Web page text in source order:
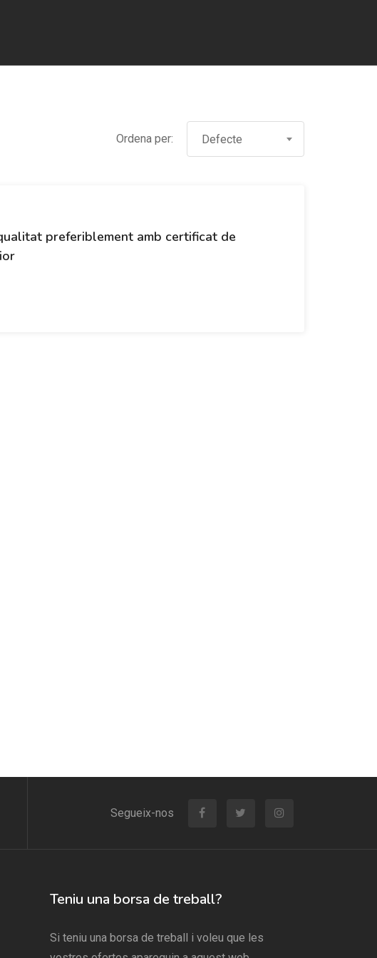
Ordena per: Defecte
preferiblement amb certificat de
Segueix-nos
Teniu una borsa de treball?
Si teniu una borsa de treball i voleu que les